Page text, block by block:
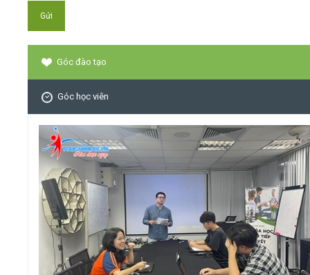
Góc đào tạo
Góc học viên